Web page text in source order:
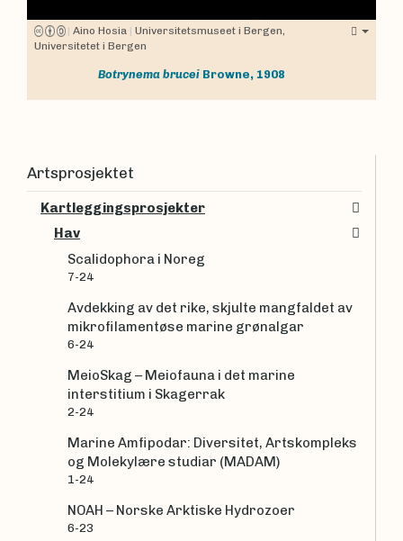
| Aino Hosia | Universitetsmuseet i Bergen,
Universitetet i Bergen
Botrynema brucei Browne, 1908
Artsprosjektet
Kartleggingsprosjekter
Hav
Scalidophora i Noreg
7-24
Avdekking av det rike, skjulte mangfaldet av
mikrofilamentøse marine grønalgar
6-24
MeioSkag – Meiofauna i det marine
interstitium i Skagerrak
2-24
Marine Amfipodar: Diversitet, Artskompleks
og Molekylære studiar (MADAM)
1-24
NOAH – Norske Arktiske Hydrozoer
6-23